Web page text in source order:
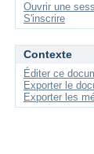
Ouvrir une
S'inscrire
Contexte
Éditer ce
Exporter le
Exporter les